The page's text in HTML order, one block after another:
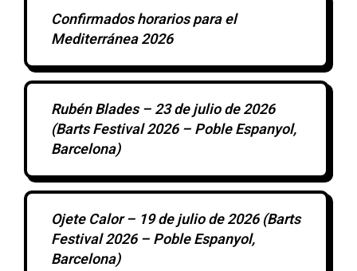
Confirmados horarios para el
Mediterránea 2026
Rubén Blades – 23 de julio de 2026
(Barts Festival 2026 – Poble Espanyol,
Barcelona)
Ojete Calor – 19 de julio de 2026 (Barts
Festival 2026 – Poble Espanyol,
Barcelona)